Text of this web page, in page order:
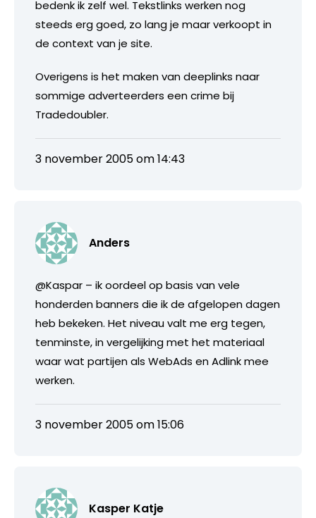
bedenk ik zelf wel. Tekstlinks werken nog
steeds erg goed, zo lang je maar verkoopt in
de context van je site.
Overigens is het maken van deeplinks naar
sommige adverteerders een crime bij
Tradedoubler.
3 november 2005 om 14:43
Anders
@Kaspar – ik oordeel op basis van vele
honderden banners die ik de afgelopen dagen
heb bekeken. Het niveau valt me erg tegen,
tenminste, in vergelijking met het materiaal
waar wat partijen als WebAds en Adlink mee
werken.
3 november 2005 om 15:06
Kasper Katje